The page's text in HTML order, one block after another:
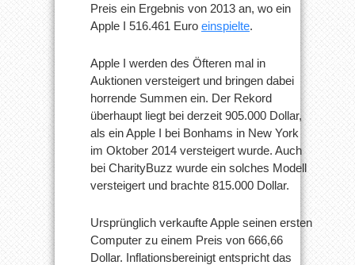
Preis ein Ergebnis von 2013 an, wo ein
Apple I 516.461 Euro einspielte.
Apple I werden des Öfteren mal in
Auktionen versteigert und bringen dabei
horrende Summen ein. Der Rekord
überhaupt liegt bei derzeit 905.000 Dollar,
als ein Apple I bei Bonhams in New York
im Oktober 2014 versteigert wurde. Auch
bei CharityBuzz wurde ein solches Modell
versteigert und brachte 815.000 Dollar.
Ursprünglich verkaufte Apple seinen ersten
Computer zu einem Preis von 666,66
Dollar. Inflationsbereinigt entspricht das